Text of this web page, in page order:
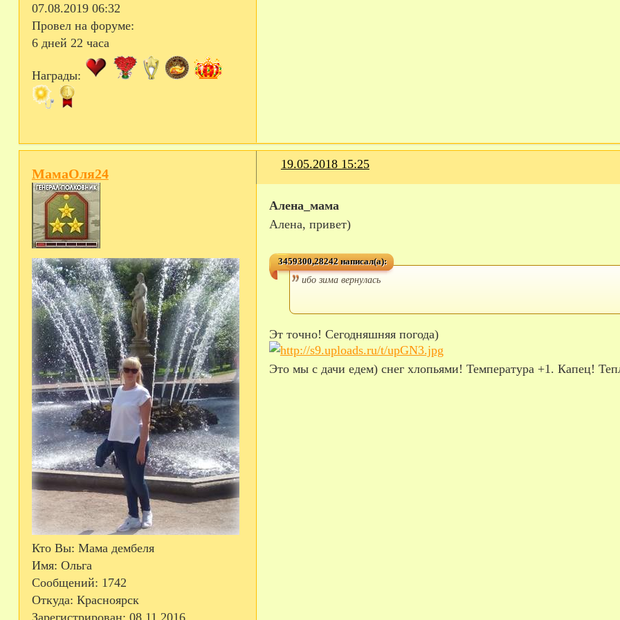
07.08.2019 06:32
Провел на форуме:
6 дней 22 часа
Награды:
19.05.2018 15:25
МамаОля24
Кто Вы: Мама дембеля
Имя: Ольга
Сообщений: 1742
Откуда: Красноярск
Зарегистрирован: 08.11.2016
Алена_мама
Алена, привет)
3459300,28242 написал(а):
ибо зима вернулась
Эт точно! Сегодняшняя погода)
Это мы с дачи едем) снег хлопьями! Температура +1. Капец!